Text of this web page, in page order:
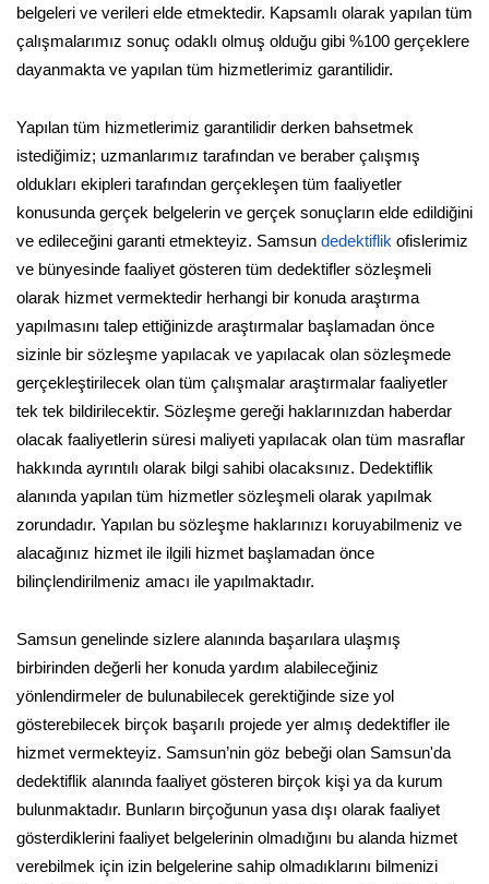
belgeleri ve verileri elde etmektedir. Kapsamlı olarak yapılan tüm
çalışmalarımız sonuç odaklı olmuş olduğu gibi %100 gerçeklere
dayanmakta ve yapılan tüm hizmetlerimiz garantilidir.
Yapılan tüm hizmetlerimiz garantilidir derken bahsetmek
istediğimiz; uzmanlarımız tarafından ve beraber çalışmış
oldukları ekipleri tarafından gerçekleşen tüm faaliyetler
konusunda gerçek belgelerin ve gerçek sonuçların elde edildiğini
ve edileceğini garanti etmekteyiz. Samsun dedektiflik ofislerimiz
ve bünyesinde faaliyet gösteren tüm dedektifler sözleşmeli
olarak hizmet vermektedir herhangi bir konuda araştırma
yapılmasını talep ettiğinizde araştırmalar başlamadan önce
sizinle bir sözleşme yapılacak ve yapılacak olan sözleşmede
gerçekleştirilecek olan tüm çalışmalar araştırmalar faaliyetler
tek tek bildirilecektir. Sözleşme gereği haklarınızdan haberdar
olacak faaliyetlerin süresi maliyeti yapılacak olan tüm masraflar
hakkında ayrıntılı olarak bilgi sahibi olacaksınız. Dedektiflik
alanında yapılan tüm hizmetler sözleşmeli olarak yapılmak
zorundadır. Yapılan bu sözleşme haklarınızı koruyabilmeniz ve
alacağınız hizmet ile ilgili hizmet başlamadan önce
bilinçlendirilmeniz amacı ile yapılmaktadır.
Samsun genelinde sizlere alanında başarılara ulaşmış
birbirinden değerli her konuda yardım alabileceğiniz
yönlendirmeler de bulunabilecek gerektiğinde size yol
gösterebilecek birçok başarılı projede yer almış dedektifler ile
hizmet vermekteyiz. Samsun’nin göz bebeği olan Samsun'da
dedektiflik alanında faaliyet gösteren birçok kişi ya da kurum
bulunmaktadır. Bunların birçoğunun yasa dışı olarak faaliyet
gösterdiklerini faaliyet belgelerinin olmadığını bu alanda hizmet
verebilmek için izin belgelerine sahip olmadıklarını bilmenizi